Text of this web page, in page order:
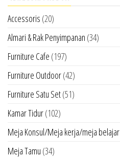
Accessoris (20)
Almari & Rak Penyimpanan (34)
Furniture Cafe (197)
Furniture Outdoor(42)
Furniture Satu Set(51)
Kamar Tidur(102)
Meja Konsul/Meja kerja/meja belajar
Meja Tamu (34)